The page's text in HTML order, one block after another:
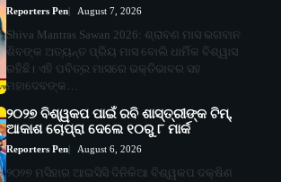
Reporters Pen August 7, 2026
Shiva Mantras Sawan 2026: ଶ୍ରାବଣ ମାସ ଭଗବାନ
ଶିବଙ୍କ ଅତ୍ୟନ୍ତ ପ୍ରିୟ ମାସ ବୋଲି ଧାର୍ମିକ ବିଶ୍ୱାସ
ରହିଛି। ଏହି ପବିତ୍ର ମାସରେ ଭକ୍ତିଭାବର ସହ
ମହାଦେବଙ୍କ…
୨୦୨୭ ବିଶ୍ୱକପ ପାଇଁ ରବି ଶାସ୍ତ୍ରୀଙ୍କ ଟିମ୍,
ଆକାଶ ଚୋପ୍ରା ଦେଲେ ୧୦ରୁ ୮ ମାର୍କ
Reporters Pen August 6, 2026
୨୦୨୭ ମସିହାର ଆଇସିସି ଦିନିକିଆ ବିଶ୍ୱକପ ଦକ୍ଷିଣ